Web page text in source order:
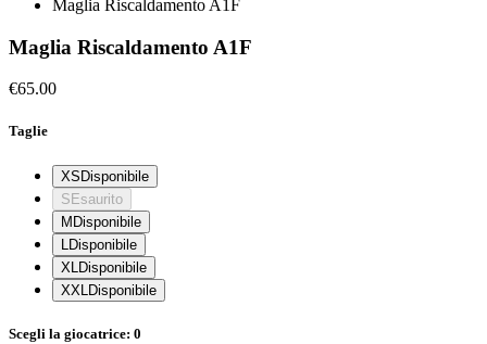
Maglia Riscaldamento A1F
Maglia Riscaldamento A1F
€65.00
Taglie
XSDisponibile
SEsaurito
MDisponibile
L Disponibile
XL Disponibile
XXL Disponibile
Scegli la giocatrice: 0